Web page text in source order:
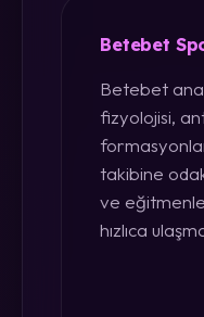
Betebet
Betebet
fizyolojisi,
takibine
ve
hızlıca